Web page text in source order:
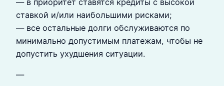
ставкой и/или наибольшими рисками;
— все остальные долги обслуживаются по
минимально допустимым платежам, чтобы не
допустить ухудшения ситуации.
—